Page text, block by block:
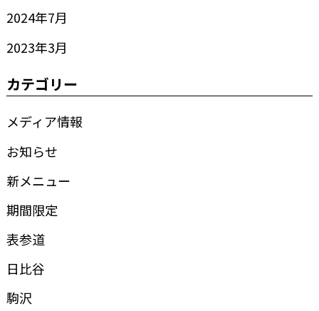
2024年7月
2023年3月
カテゴリー
メディア情報
お知らせ
新メニュー
期間限定
表参道
日比谷
駒沢